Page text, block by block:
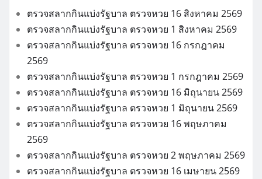
ตรวจสลากกินแบ่งรัฐบาล ตรวจหวย 16 สิงหาคม 2569
ตรวจสลากกินแบ่งรัฐบาล ตรวจหวย 1 สิงหาคม 2569
ตรวจสลากกินแบ่งรัฐบาล ตรวจหวย 16 กรกฎาคม
2569
ตรวจสลากกินแบ่งรัฐบาล ตรวจหวย 1 กรกฎาคม 2569
ตรวจสลากกินแบ่งรัฐบาล ตรวจหวย 16 มิถุนายน 2569
ตรวจสลากกินแบ่งรัฐบาล ตรวจหวย 1 มิถุนายน 2569
ตรวจสลากกินแบ่งรัฐบาล ตรวจหวย 16 พฤษภาคม
2569
ตรวจสลากกินแบ่งรัฐบาล ตรวจหวย 2 พฤษภาคม 2569
ตรวจสลากกินแบ่งรัฐบาล ตรวจหวย 16 เมษายน 2569